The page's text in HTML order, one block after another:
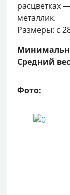
расцветках
металлик.
Размеры: с
Средний вес
Фото: